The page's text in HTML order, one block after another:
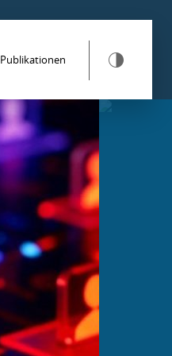
Publikationen